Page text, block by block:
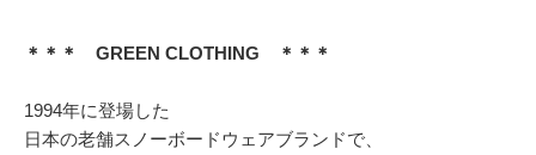
＊＊＊ GREEN CLOTHING ＊＊＊
1994年に登場した
日本の老舗スノーボードウェアブランドで、